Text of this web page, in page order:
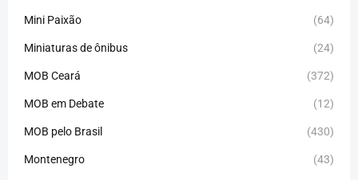
Mini Paixão (64)
Miniaturas de ônibus (24)
MOB Ceará (372)
MOB em Debate (12)
MOB pelo Brasil (430)
Montenegro (43)